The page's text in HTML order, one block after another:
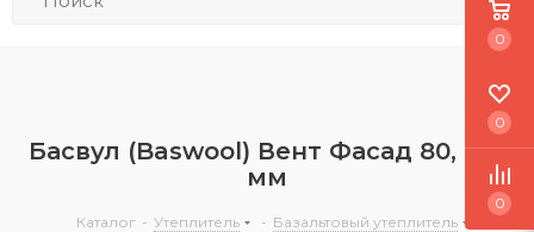
Басвул (Baswool) Вент Фасад 80, 140
мм
Каталог - Утеплитель - Базальтовый утеплитель
0
0
0